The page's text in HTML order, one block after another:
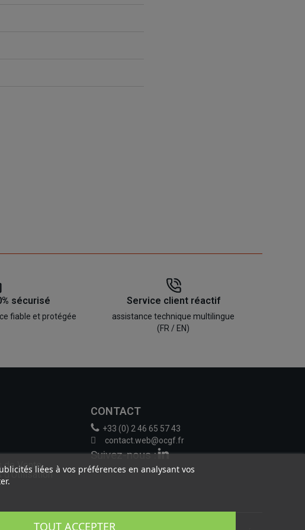
sécurisé
fiable et protégée
Service client réactif
assistance technique multilingue
(FR / EN)
de Vente
d'Utilisation
CONTACT
+33 (0) 2 46 65 57 43
contact.web@ocgf.fr
Suivez-nous :
liées à vos préférences en analysant vos
TOUT ACCEPTER